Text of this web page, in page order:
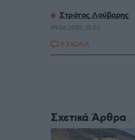
Στράτος Λούβαρης
09.06.2026, 15:03
8 ΣΧΟΛΙΑ
Σχετικά Άρθρα